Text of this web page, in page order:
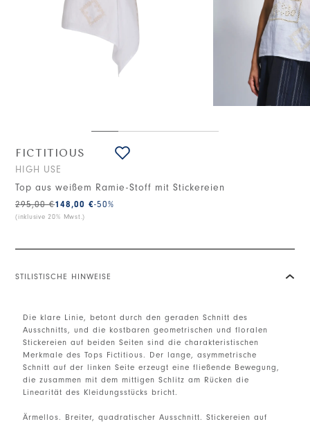
FICTITIOUS
HIGH USE
Top aus weißem Ramie-Stoff mit Stickereien
148,00 €
295,00 € -50%
(inklusive 20% Mwst.)
STILISTISCHE HINWEISE
Die klare Linie, betont durch den geraden Schnitt des
Ausschnitts, und die kostbaren geometrischen und floralen
Stickereien auf beiden Seiten sind die charakteristischen
Merkmale des Tops Fictitious. Der lange, asymmetrische
Schnitt auf der linken Seite erzeugt eine fließende Bewegung,
die zusammen mit dem mittigen Schlitz am Rücken die
Linearität des Kleidungsstücks bricht.
Ärmellos. Breiter, quadratischer Ausschnitt. Stickereien auf